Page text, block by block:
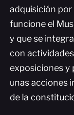
adquisición por
funcione el
y que se
con
exposiciones y
unas acciones
de la